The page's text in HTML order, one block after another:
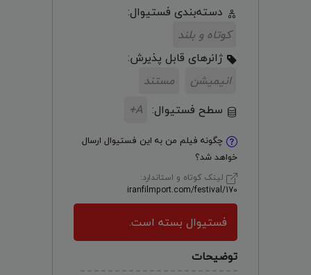
دسته‌بندی فستیوال:
کوتاه و بلند
ژانر‌های قابل پذیرش:
انیمیشن
مستند
سطح فستیوال: A+
چگونه فیلم من به این فستیوال ارسال
خواهد شد؟
لینک کوتاه و استاندارد:
iranfilmport.com/festival/170
فستیوال بسته است.
توضیحات